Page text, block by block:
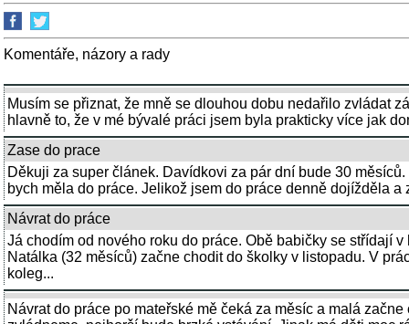
Komentáře, názory a rady
Musím se přiznat, že mně se dlouhou dobu nedařilo zvládat
hlavně to, že v mé bývalé práci jsem byla prakticky více jak
Zase do prace
Děkuji za super článek. Davídkovi za pár dní bude 30
bych měla do práce. Jelikož jsem do práce denně dojížděla
Návrat do práce
Já chodím od nového roku do práce. Obě babičky se střídají
Natálka (32 měsíců) začne chodit do školky v listopadu. V
koleg...
Návrat do práce po mateřské mě čeká za měsíc a malá